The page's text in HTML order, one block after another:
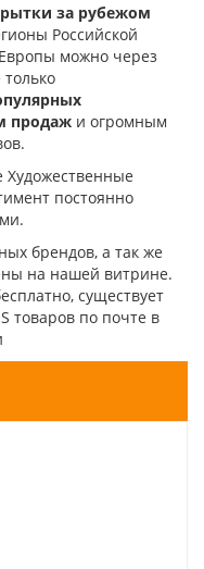
за рубежом
Российской
можно через
продаж и огромным
Художественные
постоянно
брендов, а так же
на нашей витрине.
существует
товаров по почте в